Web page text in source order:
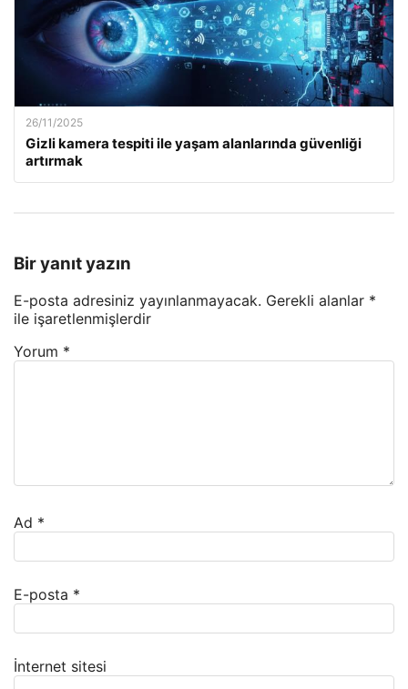
26/11/2025
Gizli kamera tespiti ile yaşam alanlarında güvenliği
artırmak
Bir yanıt yazın
E-posta adresiniz yayınlanmayacak. Gerekli alanlar *
ile işaretlenmişlerdir
Yorum *
Ad *
E-posta *
İnternet sitesi